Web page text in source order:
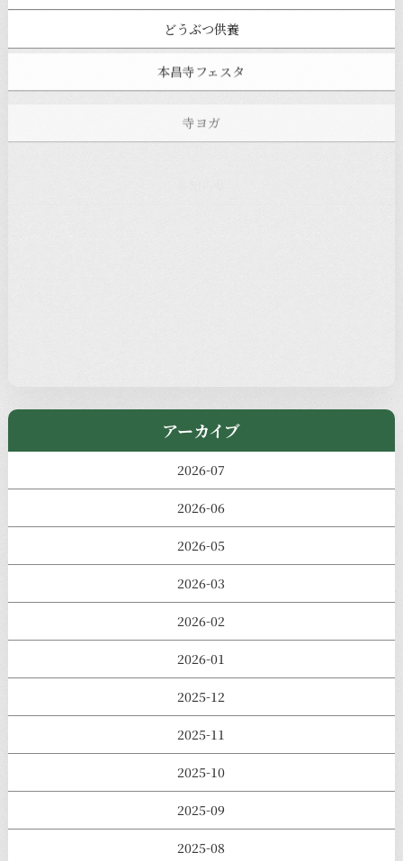
どうぶつ供養
本昌寺フェスタ
お知らせ
アーカイブ
2026-07
2026-06
2026-05
2026-03
2026-02
2026-01
2025-12
2025-11
2025-10
2025-09
2025-08